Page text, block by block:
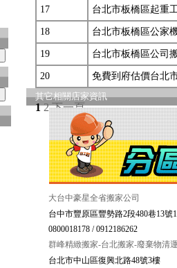
17 台北市板橋區起重
18 台北市板橋區公家
19 台北市板橋區公司
20 免費到府估價台北
1 2 下一頁
其它相關店家資訊
大台中豪星全省搬家公司
台中市豐原區豐勢路2段480巷13號
0800018178 / 0912186262
群峰精緻搬家-台北搬家-廢棄物清
台北市中山區復興北路48號3樓